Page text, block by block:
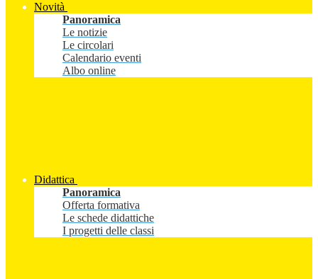
Novità
Panoramica
Le notizie
Le circolari
Calendario eventi
Albo online
Didattica
Panoramica
Offerta formativa
Le schede didattiche
I progetti delle classi